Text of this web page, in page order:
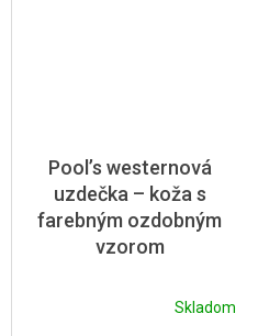
Pool’s westernová
uzdečka – koža s
farebným ozdobným
vzorom
Skladom